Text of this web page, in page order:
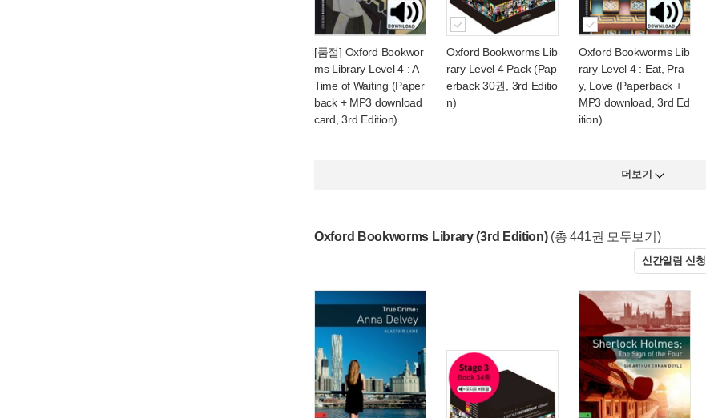
[품절] Oxford Bookwor
ms Library Level 4 : A
Time of Waiting (Paper
back + MP3 download
card, 3rd Edition)
Oxford Bookworms Lib
rary Level 4 Pack (Pap
erback 30권, 3rd Editio
n)
Oxford Bookworms Lib
rary Level 4 : Eat, Pra
y, Love (Paperback +
MP3 download, 3rd Ed
ition)
더보기
Oxford Bookworms Library (3rd Edition) (총 441권 모두보기)
신간알림 신청